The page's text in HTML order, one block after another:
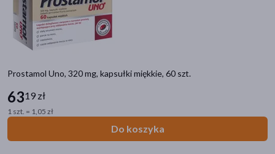
Prostamol Uno, 320 mg, kapsułki miękkie, 60 szt.
6319 zł
1 szt. = 1,05 zł
Do koszyka